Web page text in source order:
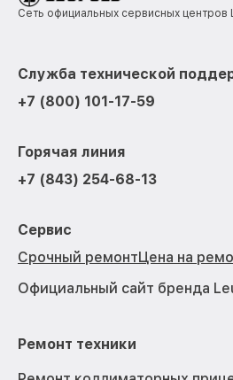
Сеть официальных сервисных центров
Служба технической
+7 (800) 101-17-59
Горячая линия
+7 (843) 254-68-13
Сервис
Срочный ремонтЦена на
Официальный сайт бренда
Ремонт техники